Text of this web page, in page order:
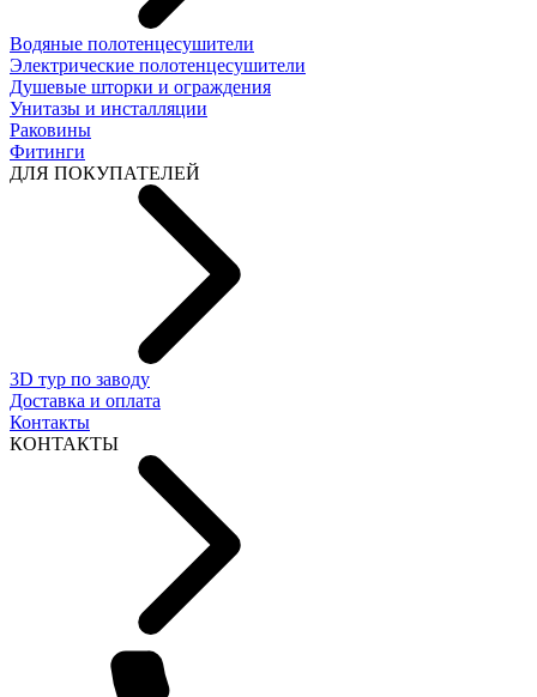
Водяные полотенцесушители
Электрические полотенцесушители
Душевые шторки и ограждения
Унитазы и инсталляции
Раковины
Фитинги
ДЛЯ ПОКУПАТЕЛЕЙ
3D тур по заводу
Доставка и оплата
Контакты
КОНТАКТЫ